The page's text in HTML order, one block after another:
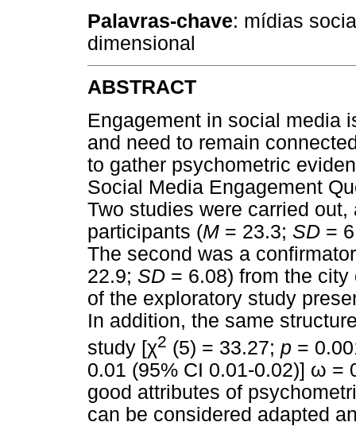
Palavras-chave: mídias
dimensional
ABSTRACT
Engagement in social media
and need to remain
to gather psychometric
Social Media Engagement
Two studies were carried
participants (M = 23.3; SD =
The second was a
22.9; SD = 6.08) from the
of the exploratory study
In addition, the same
study [χ2 (5) = 33.27; p =
0.01 (95% CI 0.01-0.02)] ω =
good attributes of
can be considered adapted